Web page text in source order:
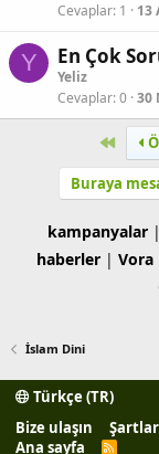
Cevaplar 1 13
Y En Çok
Yeliz
Cevaplar 0 30
First
Buraya
kampanyalar|
haberler| Vora
İslam Dini
Türkçe (TR)
Bize ulaşın
Ana sayfa
R